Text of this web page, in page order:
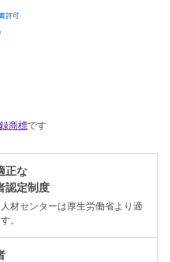
商標です
正な
認定制度
材センターは厚生労働省より適
。